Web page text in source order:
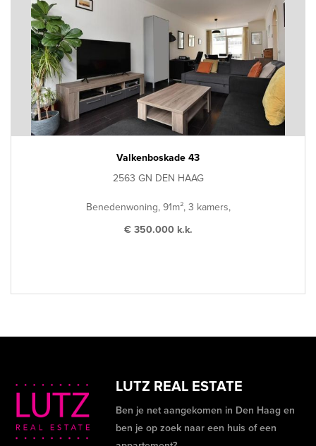
Valkenboskade 43
2563 GN DEN HAAG
Benedenwoning, 91m², 3 kamers,
€ 350.000 k.k.
LUTZ REAL ESTATE
Ben je net aangekomen in Den Haag en
ben je op zoek naar een huis of een